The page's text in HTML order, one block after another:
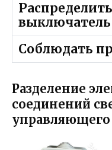
выключатель
Соблюдать
Разделение
соединений
управляющего